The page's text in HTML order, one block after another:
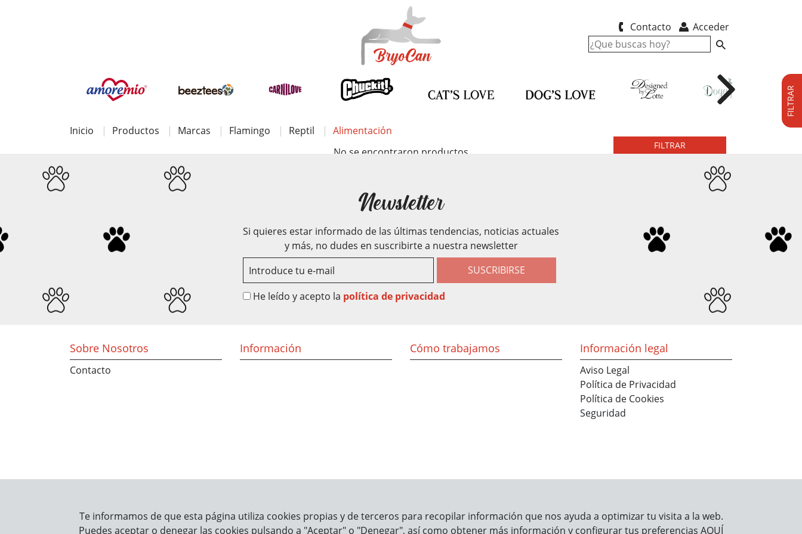
Contacto Acceder
Inicio Productos Marcas Flamingo Reptil
Alimentación
No se encontraron productos
FILTRAR
FILTRAR
Newsletter
Si quieres estar informado de las últimas tendencias, noticias actuales
y más, no dudes en suscribirte a nuestra newsletter
SUSCRIBIRSE
He leído y acepto la política de privacidad
Sobre Nosotros
Contacto
Información Cómo trabajamos Información legal
Aviso Legal
Política de Privacidad
Política de Cookies
Seguridad
Te informamos de que esta página utiliza cookies propias y de terceros para recopilar información que nos ayuda a optimizar tu visita a la web.
Puedes aceptar o denegar las cookies pulsando a "Aceptar" o "Denegar", así como obtener más información y configurar tus preferencias AQUÍ